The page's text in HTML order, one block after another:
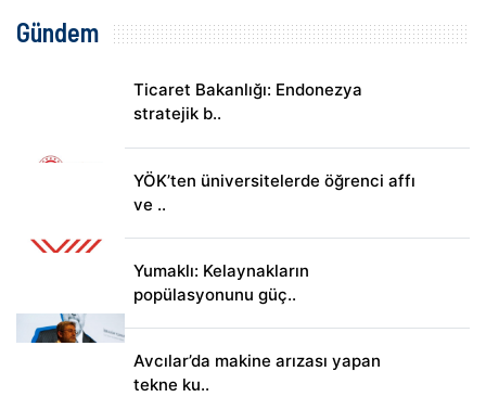
Gündem
Ticaret Bakanlığı: Endonezya
stratejik b..
YÖK’ten üniversitelerde öğrenci affı
ve ..
Yumaklı: Kelaynakların
popülasyonunu güç..
Avcılar’da makine arızası yapan
tekne ku..